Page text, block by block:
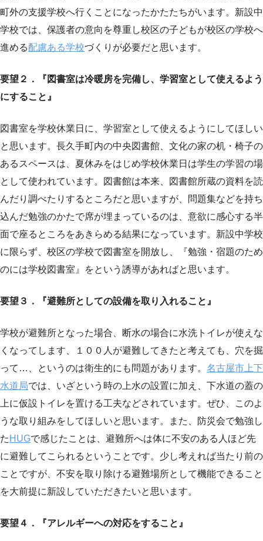
町外の支援学校へ行くことになったかたたちがいます。新設中
学校では、保護者の意向を尊重し校区の子どもが校区の学校へ
進める配慮ある学校づくりが必要だと思います。
要望２．『図書室は冷暖房を完備し、学習室として使えるよう
にすること』
図書室を学校休業日に、学習室として使えるようにしてほしい
と思います。長久手町内の中央図書館、文化の家の机・椅子の
あるスペースは、夏休みをはじめ学校休業日は学生の学習の場
として使われています。図書館は本来、図書館所蔵の資料を読
んだり調べたりするところだと思いますが、問題集などを持ち
込んだ勉強のかたで席が埋まっているのは、意欲に感心する半
面で座るところをあきらめる結果になっています。新設中学校
に限らず、校区の学校で図書室を開放し、『勉強・宿題のため
のには学校図書室』をという誘導があればと思います。
要望３．『避難所としての設備を取り入れること』
学校が避難所となった場合、断水の場合に水洗トイレが使えな
くなってします、１００人が避難してきたと考えても、穴を掘
って…、というのは衛生的にも問題があります。 名古屋市上下
水道局では、いざという時の上水の設置に加え、下水道の蓋の
上に仮設トイレを置ける工夫などされています。ぜひ、このよ
うな取り組みをしてほしいと思います。また、防災会で勉強し
た HUGで感じたことは、避難所へは体に不安のある人ほど先
に避難してこられるということです。少し考えれば当たり前の
ことですが、不安を取り除ける避難場所として機能できること
を大前提に新設していただきたいと思います。
要望４．『アレルギーへの対応をすること』